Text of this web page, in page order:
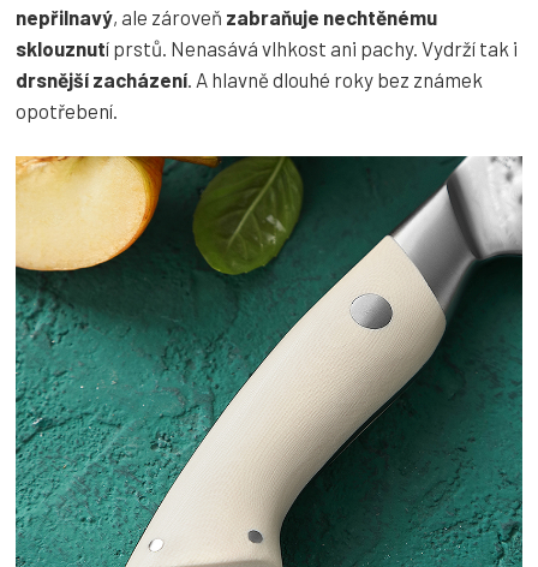
nepřilnavý, ale zároveň zabraňuje nechtěnému
sklouznutí prstů. Nenasává vlhkost ani pachy. Vydrží tak i
drsnější zacházení. A hlavně dlouhé roky bez známek
opotřebení.